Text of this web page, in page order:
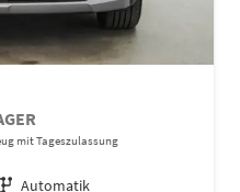
mit Tageszulassung
Getriebe Automatik